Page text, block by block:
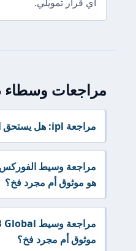
مراجعات
مراجعة ipl: هل يستحق التجربة في 2026؟
هو موثوق أم مجرد فخ؟
موثوق أم مجرد فخ؟